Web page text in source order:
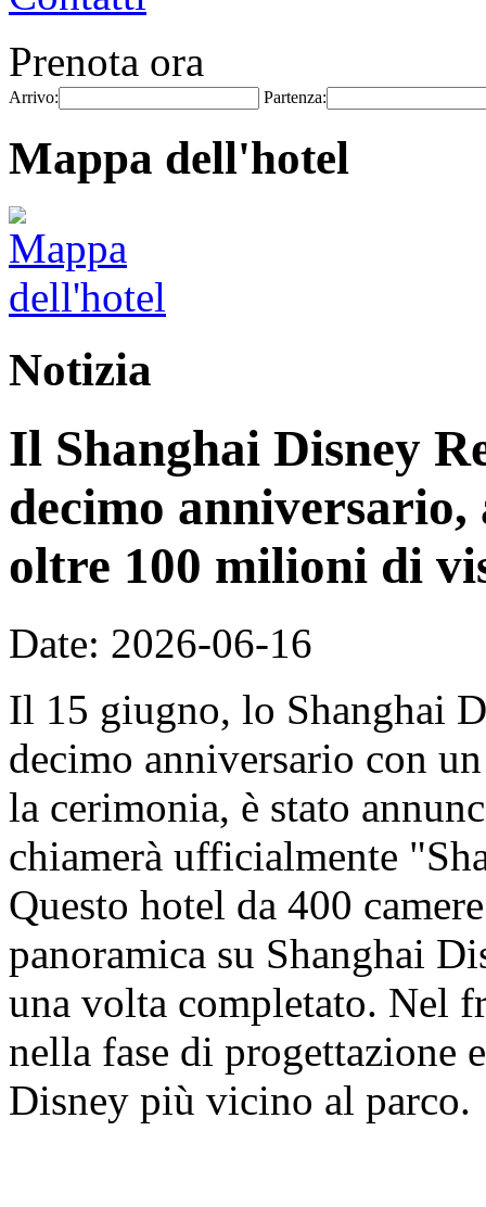
Prenota ora
Arrivo: Partenza:
Mappa dell'hotel
Notizia
Il Shanghai Disney
decimo
oltre 100 milioni di
Date: 2026-06-16
Il 15 giugno, lo Shanghai
decimo anniversario con
la cerimonia, è stato
chiamerà ufficialmente
Questo hotel da 400
panoramica su Shanghai
una volta completato. Nel
nella fase di progettazione
Disney più vicino al parco.